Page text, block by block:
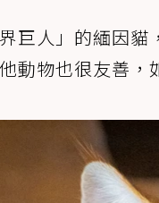
巨人」的緬因貓
動物也很友善，